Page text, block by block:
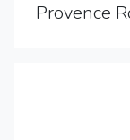
Provence